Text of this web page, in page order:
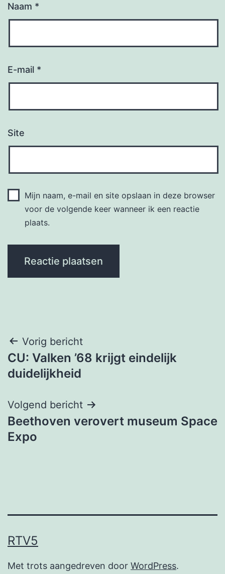
Naam *
E-mail *
Site
Mijn naam, e-mail en site opslaan in deze browser
voor de volgende keer wanneer ik een reactie
plaats.
Bericht
navigatie
Vorig bericht
CU: Valken ’68 krijgt eindelijk
duidelijkheid
Volgend bericht
Beethoven verovert museum Space
Expo
RTV5
Met trots aangedreven door WordPress.